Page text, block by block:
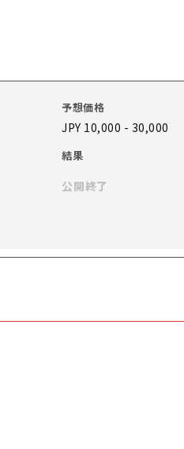
予想価格
JPY 10,000 - 30,000
結果
公開終了